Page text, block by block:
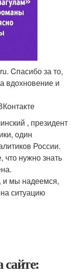
Cпасибо за то,
вдохновение и
, президент
один
России.
что нужно знать
и мы надеемся,
на ситуацию